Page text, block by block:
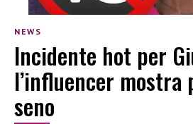
NEWS
Incidente hot per
l’influencer
seno